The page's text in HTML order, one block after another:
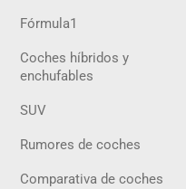
Fórmula1
Coches híbridos y
enchufables
SUV
Rumores de coches
Comparativa de coches